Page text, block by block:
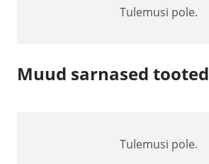
Tulemusi pole.
Muud sarnased tooted
Tulemusi pole.